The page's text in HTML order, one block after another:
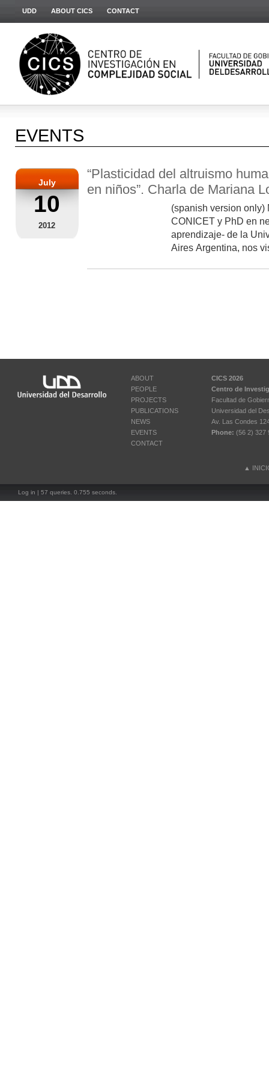
UDD ABOUT CICS CONTACT
EVENTS
July
10
2012
“Plasticidad del altruismo
en niños”. Charla de Mariana
(spanish version only)
CONICET y PhD en
aprendizaje- de la
Aires Argentina, nos
ABOUT
PEOPLE
PROJECTS
PUBLICATIONS
NEWS
EVENTS
CONTACT
CICS 2026
Centro de
Facultad de
Universidad del
Av. Las Condes
Phone: (56 2) 327
▲
Log in | 57 queries. 0.755 seconds.